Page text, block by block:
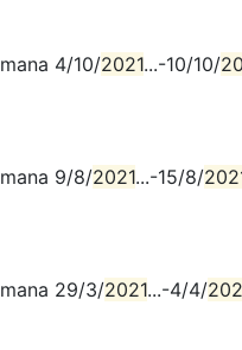
4/10/2021...-10/10/
9/8/2021...-15/8/
29/3/2021...-4/4/